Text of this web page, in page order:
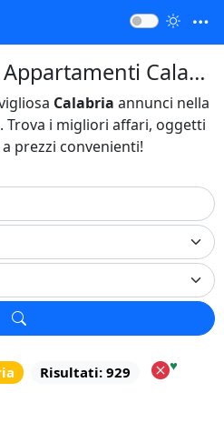
Annunci Gratuiti: Appartamenti Calabria Italia
Calabria annunci nella
. Trova i migliori affari, oggetti
prezzi convenienti!
Risultati: 929 ♥